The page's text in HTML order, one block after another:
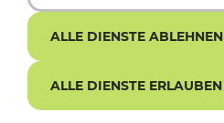
ALLE DIENSTE ABLEHNEN
ALLE DIENSTE ERLAUBEN